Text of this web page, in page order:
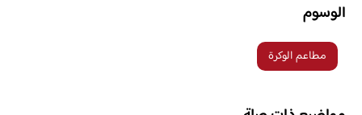
الوسوم
مطاعم الوكرة